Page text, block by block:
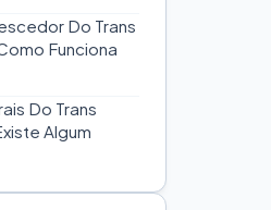
Do Trans
Funciona
Do Trans
Algum